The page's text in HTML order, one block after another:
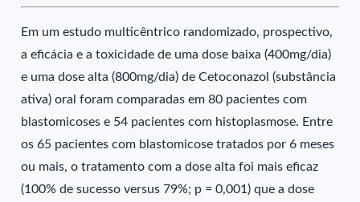
Em um estudo multicêntrico randomizado, prospectivo,
a eficácia e a toxicidade de uma dose baixa (400mg/dia)
e uma dose alta (800mg/dia) de Cetoconazol (substância
ativa) oral foram comparadas em 80 pacientes com
blastomicoses e 54 pacientes com histoplasmose. Entre
os 65 pacientes com blastomicose tratados por 6 meses
ou mais, o tratamento com a dose alta foi mais eficaz
(100% de sucesso versus 79%; p = 0,001) que a dose